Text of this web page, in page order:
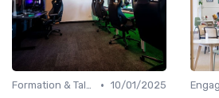
Formation & Talents • 10/01/2025